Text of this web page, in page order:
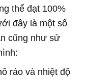
thể đạt 100%
đây là một số
cũng như sử
ráo và nhiệt độ